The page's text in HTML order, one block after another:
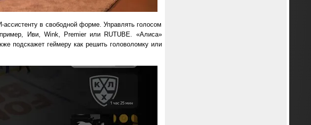
в свободной форме. Управлять голосом
Иви, Wink, Premier или RUTUBE. «Алиса»
подскажет геймеру как решить головоломку или